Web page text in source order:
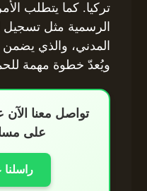
تركيا. كما يتطلب
الرسمية مثل
المدني، والذي
ويُعدّ خطوة مهمة
تواصل معنا
على